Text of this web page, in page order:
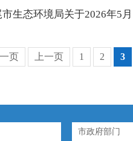
市生态环境局关于2026年5
页 上一页 1 2 3
市政府部门